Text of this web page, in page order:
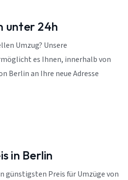
unter 24h
Umzug? Unsere
es Ihnen, innerhalb von
Berlin an Ihre neue Adresse
in Berlin
günstigsten Preis für Umzüge von